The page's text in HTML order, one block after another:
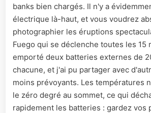
banks bien chargés. Il n'y a
électrique là-haut, et vous voudrez
photographier les éruptions
Fuego qui se déclenche toutes les 15
emporté deux batteries externes de
chacune, et j'ai pu partager avec
moins prévoyants. Les températures
le zéro degré au sommet, ce qui
rapidement les batteries : gardez vos